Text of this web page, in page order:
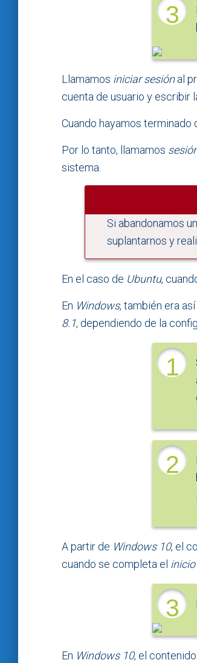
3
Llamamos iniciar sesiónal
cuenta de usuario y escribir
Cuando hayamos terminado
Por lo tanto, llamamos
sistema.
Si abandonamos
suplantarnos y
En el caso de Ubuntu,
En Windows, también era
8.1, dependiendo de la
1
2
A partir de Windows 10, el
cuando se completa el
3
En Windows 10, el